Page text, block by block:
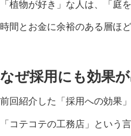
「植物が好き」な人は、「庭
時間とお金に余裕のある層ほ
なぜ採用にも効果
前回紹介した「採用への効果
「コテコテの工務店」という